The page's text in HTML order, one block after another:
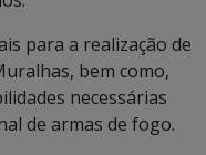
para a realização de
bem como,
necessárias
de armas de fogo.